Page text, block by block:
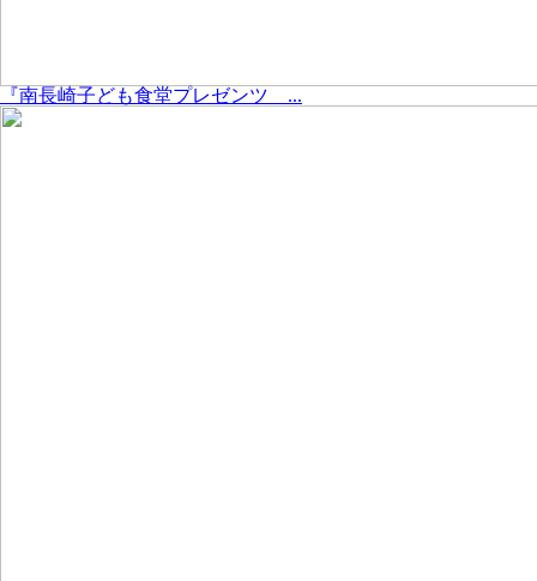
『南長崎子ども食堂プレゼンツ ...